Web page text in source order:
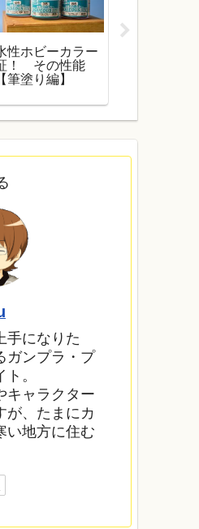
性ホビーカラー
！ その性能
筆塗り編】
手になりた
ガンプラ・プ
。
キャラクター
が、たまにカ
い地方に住む